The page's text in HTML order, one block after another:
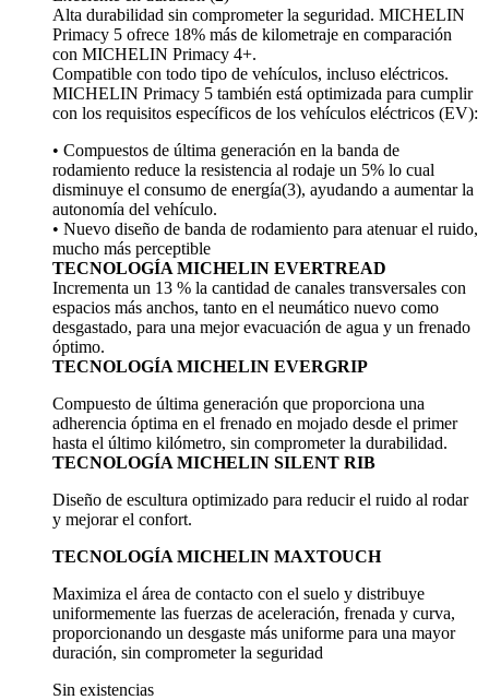
Alta durabilidad sin comprometer la seguridad. MICHELIN
Primacy 5 ofrece 18% más de kilometraje en comparación
con MICHELIN Primacy 4+.
Compatible con todo tipo de vehículos, incluso eléctricos.
MICHELIN Primacy 5 también está optimizada para cumplir
con los requisitos específicos de los vehículos eléctricos (EV):
• Compuestos de última generación en la banda de
rodamiento reduce la resistencia al rodaje un 5% lo cual
disminuye el consumo de energía(3), ayudando a aumentar la
autonomía del vehículo.
• Nuevo diseño de banda de rodamiento para atenuar el ruido,
mucho más perceptible
TECNOLOGÍA MICHELIN EVERTREAD
Incrementa un 13 % la cantidad de canales transversales con
espacios más anchos, tanto en el neumático nuevo como
desgastado, para una mejor evacuación de agua y un frenado
óptimo.
TECNOLOGÍA MICHELIN EVERGRIP
Compuesto de última generación que proporciona una
adherencia óptima en el frenado en mojado desde el primer
hasta el último kilómetro, sin comprometer la durabilidad.
TECNOLOGÍA MICHELIN SILENT RIB
Diseño de escultura optimizado para reducir el ruido al rodar
y mejorar el confort.
TECNOLOGÍA MICHELIN MAXTOUCH
Maximiza el área de contacto con el suelo y distribuye
uniformemente las fuerzas de aceleración, frenada y curva,
proporcionando un desgaste más uniforme para una mayor
duración, sin comprometer la seguridad
Sin existencias